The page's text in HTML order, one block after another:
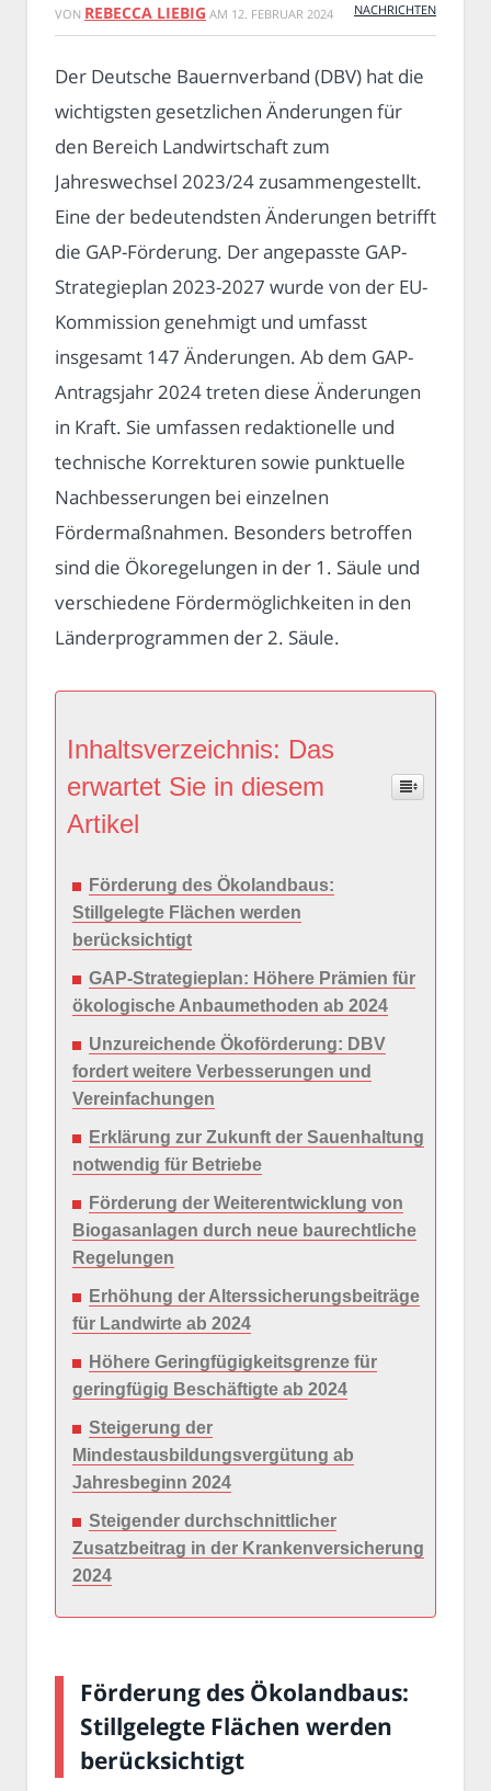
VON REBECCA LIEBIG AM 12. FEBRUAR 2024 NACHRICHTEN
Der Deutsche Bauernverband (DBV) hat die
wichtigsten gesetzlichen Änderungen für
den Bereich Landwirtschaft zum
Jahreswechsel 2023/24 zusammengestellt.
Eine der bedeutendsten Änderungen betrifft
die GAP-Förderung. Der angepasste GAP-
Strategieplan 2023-2027 wurde von der EU-
Kommission genehmigt und umfasst
insgesamt 147 Änderungen. Ab dem GAP-
Antragsjahr 2024 treten diese Änderungen
in Kraft. Sie umfassen redaktionelle und
technische Korrekturen sowie punktuelle
Nachbesserungen bei einzelnen
Fördermaßnahmen. Besonders betroffen
sind die Ökoregelungen in der 1. Säule und
verschiedene Fördermöglichkeiten in den
Länderprogrammen der 2. Säule.
Inhaltsverzeichnis: Das
erwartet Sie in diesem
Artikel
Förderung des Ökolandbaus:
Stillgelegte Flächen werden
berücksichtigt
GAP-Strategieplan: Höhere Prämien für
ökologische Anbaumethoden ab 2024
Unzureichende Ökoförderung: DBV
fordert weitere Verbesserungen und
Vereinfachungen
Erklärung zur Zukunft der Sauenhaltung
notwendig für Betriebe
Förderung der Weiterentwicklung von
Biogasanlagen durch neue baurechtliche
Regelungen
Erhöhung der Alterssicherungsbeiträge
für Landwirte ab 2024
Höhere Geringfügigkeitsgrenze für
geringfügig Beschäftigte ab 2024
Steigerung der
Mindestausbildungsvergütung ab
Jahresbeginn 2024
Steigender durchschnittlicher
Zusatzbeitrag in der Krankenversicherung
2024
Förderung des Ökolandbaus:
Stillgelegte Flächen werden
berücksichtigt